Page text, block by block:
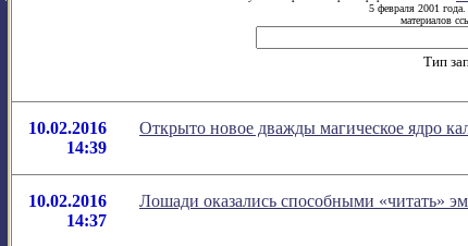
5 февраля 2001
материалов
Тип
10.02.2016
14:39
Открыто новое дважды магическое ядро
10.02.2016
14:37
Лошади оказались способными «читать»